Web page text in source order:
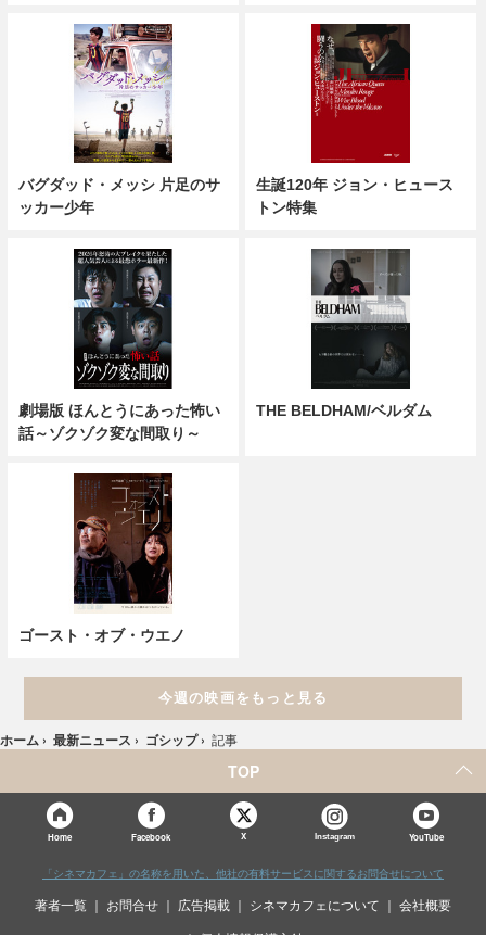
バグダッド・メッシ 片足のサ
ッカー少年
生誕120年 ジョン・ヒュース
トン特集
劇場版 ほんとうにあった怖い
話～ゾクゾク変な間取り～
THE BELDHAM/ベルダム
ゴースト・オブ・ウエノ
今週の映画をもっと見る
ホーム › 最新ニュース › ゴシップ › 記事
TOP
Home Facebook X Instagram YouTube
「シネマカフェ」の名称を用いた、他社の有料サービスに関するお問合せについて
著者一覧 お問合せ 広告掲載 シネマカフェについて 会社概要